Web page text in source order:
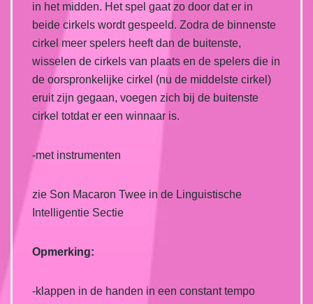
in het midden. Het spel gaat zo door dat er in
beide cirkels wordt gespeeld. Zodra de binnenste
cirkel meer spelers heeft dan de buitenste,
wisselen de cirkels van plaats en de spelers die in
de oorspronkelijke cirkel (nu de middelste cirkel)
eruit zijn gegaan, voegen zich bij de buitenste
cirkel totdat er een winnaar is.
-met instrumenten
zie Son Macaron Twee in de Linguistische
Intelligentie Sectie
Opmerking:
-klappen in de handen in een constant tempo